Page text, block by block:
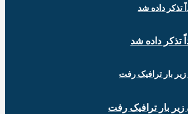
تذکر داده شد
بار ترافیک رفت